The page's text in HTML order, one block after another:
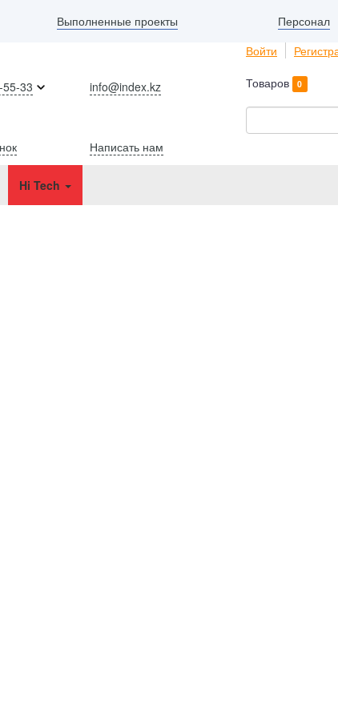
Выполненные проекты Персонал
33 info@index.kz
Написать нам
Войти
Товаров
0
Hi TechHi Tech